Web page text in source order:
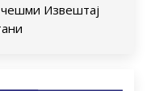
Извештај